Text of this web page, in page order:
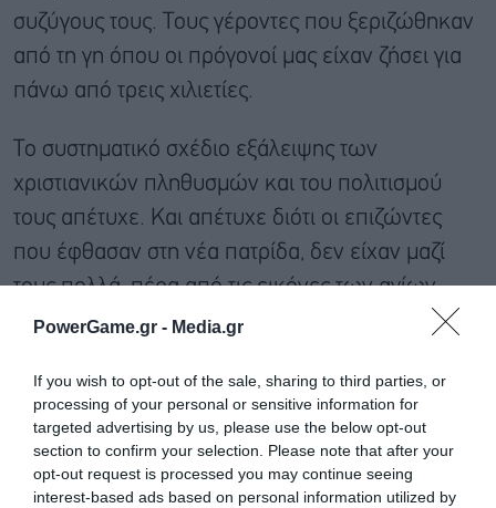
PowerGame.gr - Media.gr
If you wish to opt-out of the sale, sharing to third parties, or
processing of your personal or sensitive information for
targeted advertising by us, please use the below opt-out
section to confirm your selection. Please note that after your
opt-out request is processed you may continue seeing
interest-based ads based on personal information utilized by
συζύγους τους. Τους γέροντες που ξεριζώθηκαν
από τη γη όπου οι πρόγονοί μας είχαν ζήσει για
πάνω από τρεις χιλιετίες.
Το συστηματικό σχέδιο εξάλειψης των
χριστιανικών πληθυσμών και του πολιτισμού
τους απέτυχε. Και απέτυχε διότι οι επιζώντες
που έφθασαν στη νέα πατρίδα, δεν είχαν μαζί
τους πολλά, πέρα από τις εικόνες των αγίων
τους και ένα άσβεστο φως.